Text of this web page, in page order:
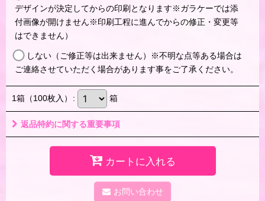
デザインが決定してからの印刷となります※ガラケーでは添
付画像が開けません※印刷工程に進んでからの修正・変更等
はできません）
しない（ご修正等は出来ません）※不明な点等ある場合は
ご連絡させていただく場合があります事をご了承ください。
1箱（100枚入） : 箱
返品特約に関する重要事項
カートに入れる
お問い合わせ